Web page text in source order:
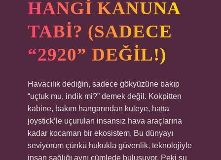
HANGI KANUNA
TABI? (SADECE
“2920” DEĞIL!)
Havacılık dediğin, sadece gökyüzüne bakıp
“uçtuk mu, indik mi?” demek değil. Kokpitten
kabine, bakım hangarından kuleye, hatta
joystick’le uçurulan insansız hava araçlarına
kadar kocaman bir ekosistem. Bu dünyayı
seviyorum çünkü hukukla güvenlik, teknolojiyle
insan sağlığı aynı cümlede buluşuyor. Peki şu